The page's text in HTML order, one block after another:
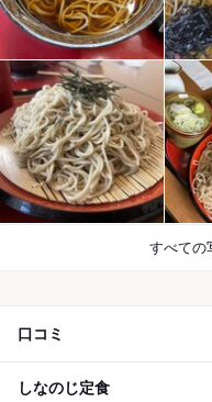
すべての
口コミ
しなのじ定食